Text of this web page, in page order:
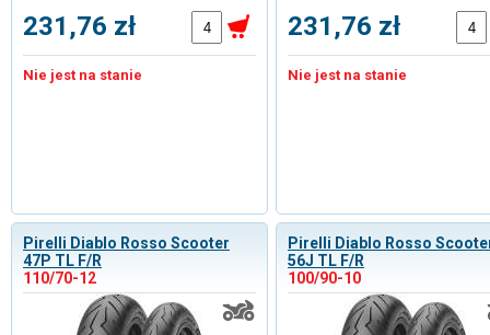
231,76 zł
Nie jest na stanie
231,76 zł
Nie jest na stanie
Pirelli Diablo Rosso Scooter
47P TL F/R
110/70-12
Pirelli Diablo Rosso
56J TL F/R
100/90-10